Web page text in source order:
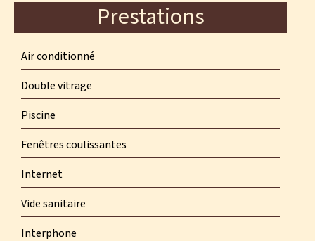
Prestations
Air conditionné
Double vitrage
Piscine
Fenêtres coulissantes
Internet
Vide sanitaire
Interphone